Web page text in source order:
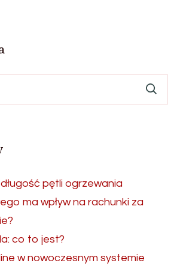
pętli ogrzewania
ma wpływ na rachunki za
co to jest?
w nowoczesnym systemie